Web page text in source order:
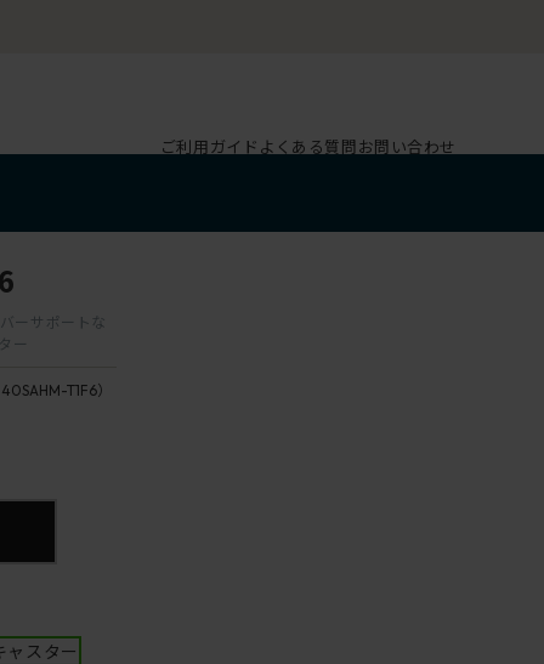
ご利用ガイド よくある質問お問い合わせ
ーサポートな
ー
T1F6）
ャスター